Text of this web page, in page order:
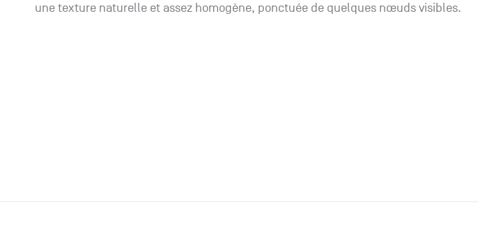
une texture naturelle et assez homogène, ponctuée de quelques nœuds visibles.